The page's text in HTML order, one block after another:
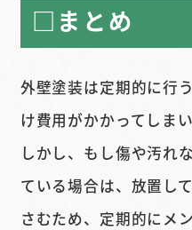
□まとめ
外壁塗装は定期的に行
け費用がかかってしまい
しかし、もし傷や汚れ
ている場合は、放置し
さむため、定期的にメ